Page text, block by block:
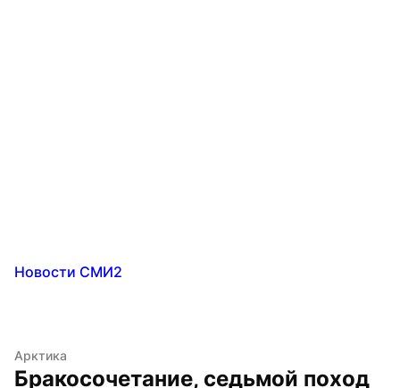
Новости СМИ2
Арктика
Бракосочетание, седьмой поход